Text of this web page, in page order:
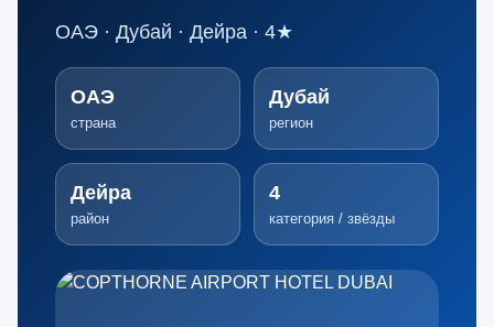
ОАЭ · Дубай · Дейра · 4★
ОАЭ
страна
Дубай
регион
Дейра
район
4
категория / звёзды